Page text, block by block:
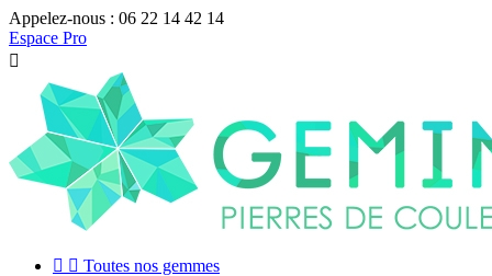
Appelez-nous : 06 22 14 42 14
Espace Pro

  Toutes nos gemmes